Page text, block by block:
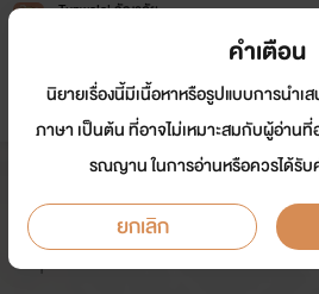
Tunwalai ธัญวลัย
หน้าแรก นิยาย อีบุ๊ก กา
Shark พี่ฉลาม
นักเขียน: อีวา / Eva
Y
คำเตือน
นิยายเรื่องนี้มีเนื้อหาหรือรูปแบบการนำเ
ภาษา เป็นต้น ที่อาจไม่เหมาะสมกับผู้อ่าน
รณญาน ในการอ่านหรือควรได้รั
ยกเลิก